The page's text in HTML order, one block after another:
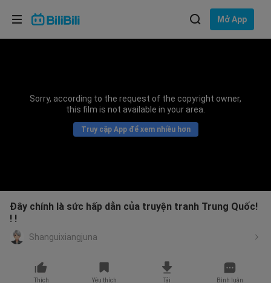
Mở App
Sorry, according to the request of the copyright owner,
this film is not available in your area.
Truy cập App để xem nhiều hơn
Đây chính là sức hấp dẫn của truyện tranh Trung Quốc!
! !
Shanguixiangjuna
Thích Yêu thích Tải Bình luận
Lựa chọn ngôn ngữ
Bahasa Indonesia